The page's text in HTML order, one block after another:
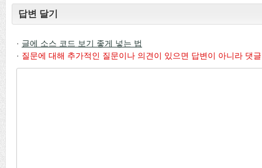
답변 달기
· 글에 소스 코드 보기 좋게 넣는 법
· 질문에 대해 추가적인 질문이나 의견이 있으면 답변이 아니라 댓